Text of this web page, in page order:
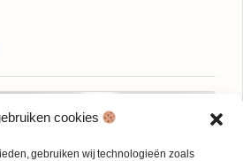
cookies
gebruiken wij technologieën zoals